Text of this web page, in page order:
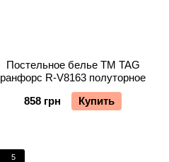
Постельное белье TM TAG
ранфорс R-V8163 полуторное
858 грн
Купить
5